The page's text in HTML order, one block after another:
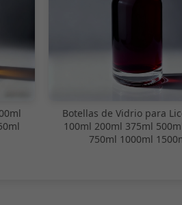
Botellas de Vidrio para
100ml 200ml 375ml
750ml 1000ml